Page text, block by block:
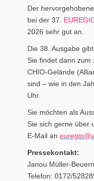
Der
bei der 37.
2026 sehr gut an.
Die 38. Ausgabe
Sie findet dann zum
CHIO-Gelände
sind – wie in den
Uhr.
Sie möchten als
Sie sich gerne über
E-Mail an
Pressekontakt:
Janou Müller-
Telefon: 0172/